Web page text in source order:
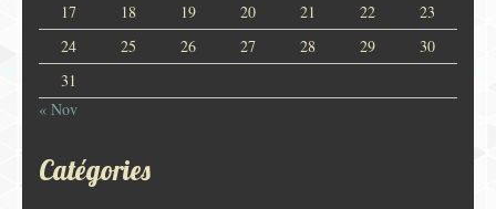
17
18 19 20 21 22
23
24
25 26 27 28 29
30
31
« Nov
Catégories